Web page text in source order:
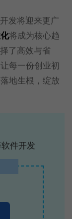
发将迎来更广
将成为核心趋
了高效与省
每一份创业初
地生根，绽放
件开发